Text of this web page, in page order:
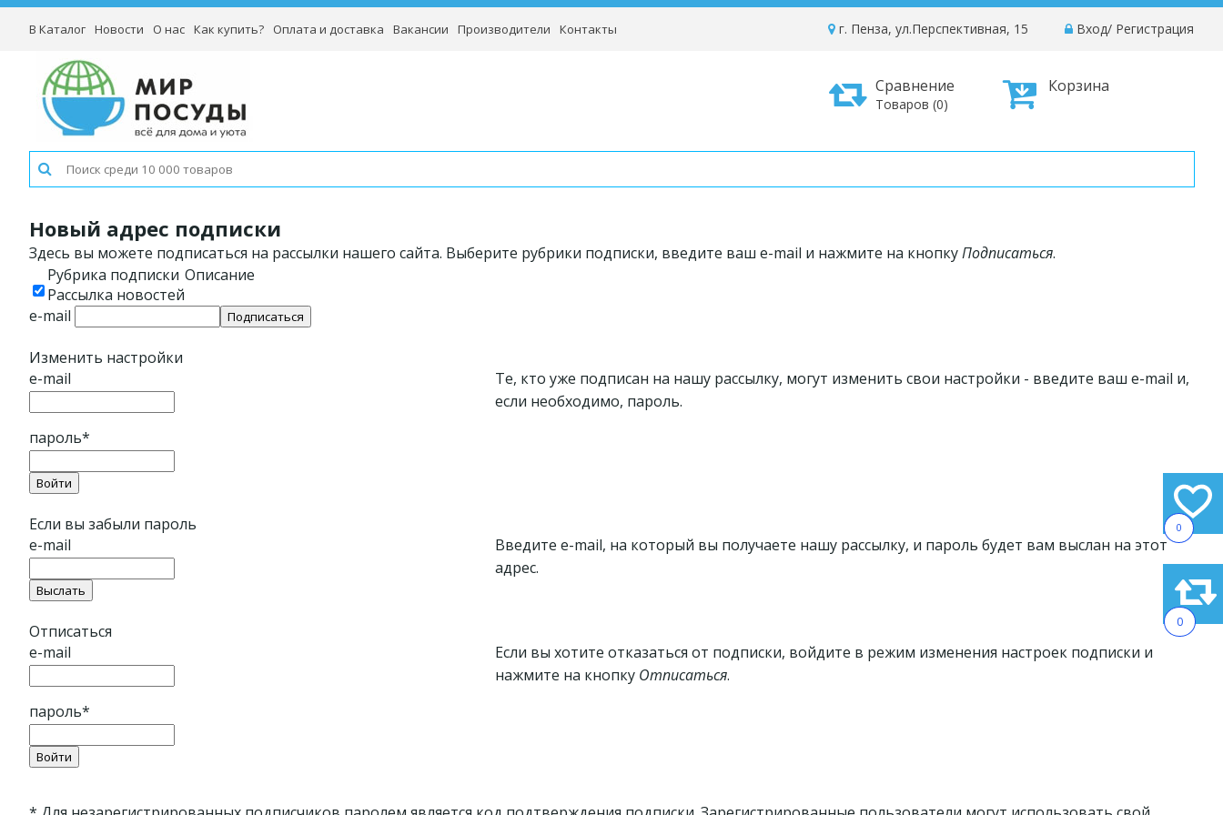
0
0
В Каталог Новости О нас Как купить? Оплата и доставка Вакансии Производители Контакты Вход/ Регистрация
г. Пенза, ул.Перспективная, 15
Корзина
Сравнение
Товаров (0)
Новый адрес подписки
Здесь вы можете подписаться на рассылки нашего сайта. Выберите рубрики подписки, введите ваш e-mail и нажмите на кнопкуПодписаться.
Рубрика подписки Описание
Рассылка новостей
e-mail
Изменить настройки
e-mail
пароль*
Те, кто уже подписан на нашу рассылку, могут изменить свои настройки - введите ваш e-mail и,
если необходимо, пароль.
Если вы забыли пароль
e-mail
Введите e-mail, на который вы получаете нашу рассылку, и пароль будет вам выслан на этот
адрес.
Отписаться
e-mail
пароль*
Если вы хотите отказаться от подписки, войдите в режим изменения настроек подписки и
нажмите на кнопку Отписаться.